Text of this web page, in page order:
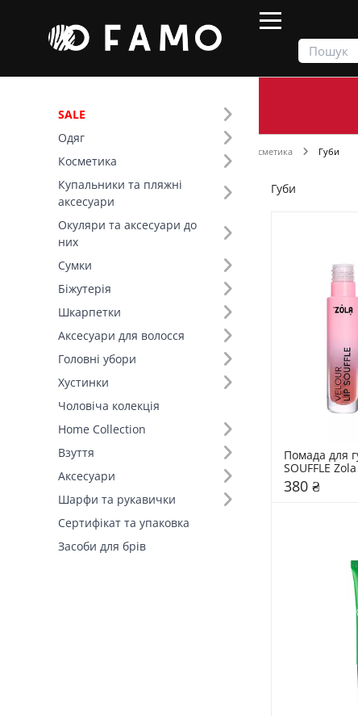
SALE
Одяг
Косметика
Купальники та пляжні
аксесуари
Окуляри та аксесуари до
них
Сумки
Біжутерія
Шкарпетки
Аксесуари для волосся
Головні убори
Хустинки
Чоловіча колекція
Home Collection
Взуття
Аксесуари
Шарфи та рукавички
Сертифікат та упаковка
Засоби для брів
Декоративна косметика Губи
Фільтр
Ціна
SALE
Вид товару (12)
Губи
Помада для
SOUFFLE Zola
380 ₴